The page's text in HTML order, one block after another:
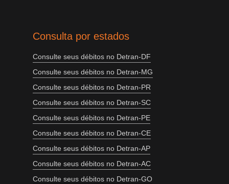
Consulta por estados
Consulte seus débitos no Detran-DF
Consulte seus débitos no Detran-MG
Consulte seus débitos no Detran-PR
Consulte seus débitos no Detran-SC
Consulte seus débitos no Detran-PE
Consulte seus débitos no Detran-CE
Consulte seus débitos no Detran-AP
Consulte seus débitos no Detran-AC
Consulte seus débitos no Detran-GO